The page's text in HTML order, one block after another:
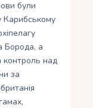
були
Карибському
Борода, а
контроль над
за